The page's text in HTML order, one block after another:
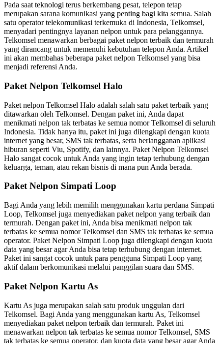
Pada saat teknologi terus berkembang pesat, telepon tetap
merupakan sarana komunikasi yang penting bagi kita semua. Salah
satu operator telekomunikasi terkemuka di Indonesia, Telkomsel,
menyadari pentingnya layanan nelpon untuk para pelanggannya.
Telkomsel menawarkan berbagai paket nelpon terbaik dan termurah
yang dirancang untuk memenuhi kebutuhan telepon Anda. Artikel
ini akan membahas beberapa paket nelpon Telkomsel yang bisa
menjadi referensi Anda.
Paket Nelpon Telkomsel Halo
Paket nelpon Telkomsel Halo adalah salah satu paket terbaik yang
ditawarkan oleh Telkomsel. Dengan paket ini, Anda dapat
menikmati nelpon tak terbatas ke semua nomor Telkomsel di seluruh
Indonesia. Tidak hanya itu, paket ini juga dilengkapi dengan kuota
internet yang besar, SMS tak terbatas, serta berlangganan aplikasi
hiburan seperti Viu, Spotify, dan lainnya. Paket Nelpon Telkomsel
Halo sangat cocok untuk Anda yang ingin tetap terhubung dengan
keluarga, teman, atau rekan bisnis di mana pun Anda berada.
Paket Nelpon Simpati Loop
Bagi Anda yang lebih memilih menggunakan kartu perdana Simpati
Loop, Telkomsel juga menyediakan paket nelpon yang terbaik dan
termurah. Dengan paket ini, Anda bisa menikmati nelpon tak
terbatas ke semua nomor Telkomsel dan SMS tak terbatas ke semua
operator. Paket Nelpon Simpati Loop juga dilengkapi dengan kuota
data yang besar agar Anda bisa tetap terhubung dengan internet.
Paket ini sangat cocok untuk para pengguna Simpati Loop yang
aktif dalam berkomunikasi melalui panggilan suara dan SMS.
Paket Nelpon Kartu As
Kartu As juga merupakan salah satu produk unggulan dari
Telkomsel. Bagi Anda yang menggunakan kartu As, Telkomsel
menyediakan paket nelpon terbaik dan termurah. Paket ini
menawarkan nelpon tak terbatas ke semua nomor Telkomsel, SMS
tak terbatas ke semua operator, dan kuota data yang besar agar Anda